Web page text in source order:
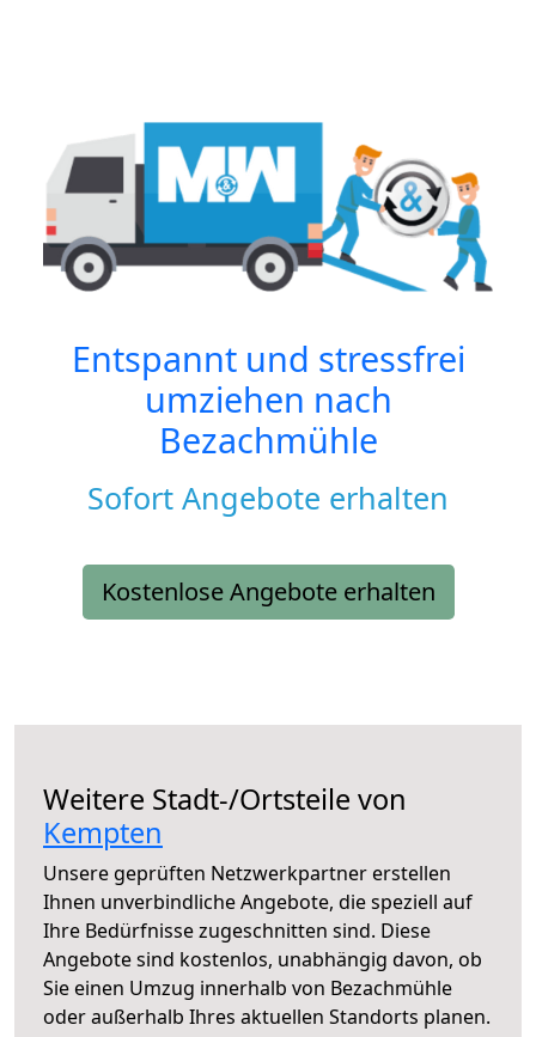
Entspannt und stressfrei
umziehen nach
Bezachmühle
Sofort Angebote erhalten
Kostenlose Angebote erhalten
Weitere Stadt-/Ortsteile von
Kempten
Unsere geprüften Netzwerkpartner erstellen
Ihnen unverbindliche Angebote, die speziell auf
Ihre Bedürfnisse zugeschnitten sind. Diese
Angebote sind kostenlos, unabhängig davon, ob
Sie einen Umzug innerhalb von Bezachmühle
oder außerhalb Ihres aktuellen Standorts planen.